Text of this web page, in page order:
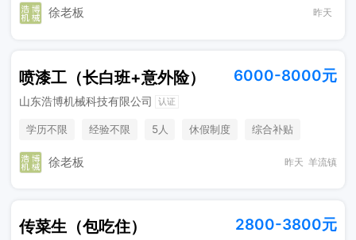
徐老板 昨天
喷漆工（长白班+意外险） 6000-8000元
山东浩博机械科技有限公司 认证
学历不限 经验不限 5人 休假制度 综合补贴
徐老板 昨天 羊流镇
传菜生（包吃住） 2800-3800元